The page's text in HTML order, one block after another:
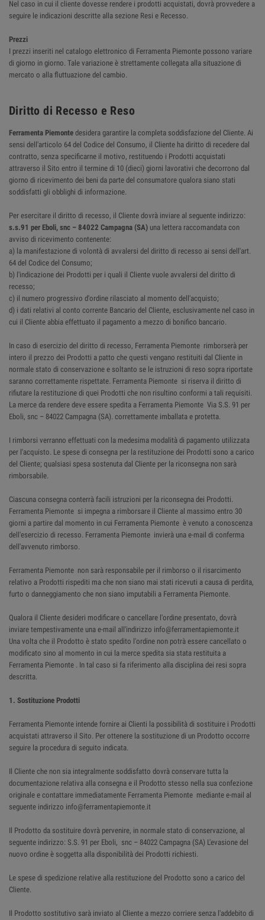
Nel caso in cui il cliente dovesse rendere i prodotti acquistati, dovrà provvedere a
seguire le indicazioni descritte alla sezione Resi e Recesso.
Prezzi
I prezzi inseriti nel catalogo elettronico di Ferramenta Piemonte possono variare
di giorno in giorno. Tale variazione è strettamente collegata alla situazione di
mercato o alla fluttuazione del cambio.
Diritto di Recesso e Reso
Ferramenta Piemonte desidera garantire la completa soddisfazione del Cliente. Ai
sensi dell'articolo 64 del Codice del Consumo, il Cliente ha diritto di recedere dal
contratto, senza specificarne il motivo, restituendo i Prodotti acquistati
attraverso il Sito entro il termine di 10 (dieci) giorni lavorativi che decorrono dal
giorno di ricevimento dei beni da parte del consumatore qualora siano stati
soddisfatti gli obblighi di informazione.
Per esercitare il diritto di recesso, il Cliente dovrà inviare al seguente indirizzo:
s.s.91 per Eboli, snc – 84022 Campagna (SA) una lettera raccomandata con
avviso di ricevimento contenente:
a) la manifestazione di volontà di avvalersi del diritto di recesso ai sensi dell'art.
64 del Codice del Consumo;
b) l'indicazione dei Prodotti per i quali il Cliente vuole avvalersi del diritto di
recesso;
c) il numero progressivo d'ordine rilasciato al momento dell'acquisto;
d) i dati relativi al conto corrente Bancario del Cliente, esclusivamente nel caso in
cui il Cliente abbia effettuato il pagamento a mezzo di bonifico bancario.
In caso di esercizio del diritto di recesso, Ferramenta Piemonte rimborserà per
intero il prezzo dei Prodotti a patto che questi vengano restituiti dal Cliente in
normale stato di conservazione e soltanto se le istruzioni di reso sopra riportate
saranno correttamente rispettate. Ferramenta Piemonte si riserva il diritto di
rifiutare la restituzione di quei Prodotti che non risultino conformi a tali requisiti.
La merce da rendere deve essere spedita a Ferramenta Piemonte Via S.S. 91 per
Eboli, snc – 84022 Campagna (SA). correttamente imballata e protetta.
I rimborsi verranno effettuati con la medesima modalità di pagamento utilizzata
per l'acquisto. Le spese di consegna per la restituzione dei Prodotti sono a carico
del Cliente; qualsiasi spesa sostenuta dal Cliente per la riconsegna non sarà
rimborsabile.
Ciascuna consegna conterrà facili istruzioni per la riconsegna dei Prodotti.
Ferramenta Piemonte si impegna a rimborsare il Cliente al massimo entro 30
giorni a partire dal momento in cui Ferramenta Piemonte è venuto a conoscenza
dell'esercizio di recesso. Ferramenta Piemonte invierà una e-mail di conferma
dell'avvenuto rimborso.
Ferramenta Piemonte non sarà responsabile per il rimborso o il risarcimento
relativo a Prodotti rispediti ma che non siano mai stati ricevuti a causa di perdita,
furto o danneggiamento che non siano imputabili a Ferramenta Piemonte.
Qualora il Cliente desideri modificare o cancellare l'ordine presentato, dovrà
inviare tempestivamente una e-mail all'indirizzo info@ferramentapiemonte.it
Una volta che il Prodotto è stato spedito l'ordine non potrà essere cancellato o
modificato sino al momento in cui la merce spedita sia stata restituita a
Ferramenta Piemonte . In tal caso si fa riferimento alla disciplina dei resi sopra
descritta.
1. Sostituzione Prodotti
Ferramenta Piemonte intende fornire ai Clienti la possibilità di sostituire i Prodotti
acquistati attraverso il Sito. Per ottenere la sostituzione di un Prodotto occorre
seguire la procedura di seguito indicata.
Il Cliente che non sia integralmente soddisfatto dovrà conservare tutta la
documentazione relativa alla consegna e il Prodotto stesso nella sua confezione
originale e contattare immediatamente Ferramenta Piemonte mediante e-mail al
seguente indirizzo info@ferramentapiemonte.it
Il Prodotto da sostituire dovrà pervenire, in normale stato di conservazione, al
seguente indirizzo: S.S. 91 per Eboli, snc – 84022 Campagna (SA) L'evasione del
nuovo ordine è soggetta alla disponibilità dei Prodotti richiesti.
Le spese di spedizione relative alla restituzione del Prodotto sono a carico del
Cliente.
Il Prodotto sostitutivo sarà inviato al Cliente a mezzo corriere senza l'addebito di